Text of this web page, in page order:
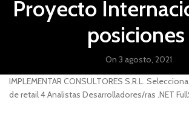
Proyecto
posiciones
On 3 agosto, 2021
IMPLEMENTAR CONSULTORES S.R.L.
de retail 4 Analistas Desarrolladores/ras .NET